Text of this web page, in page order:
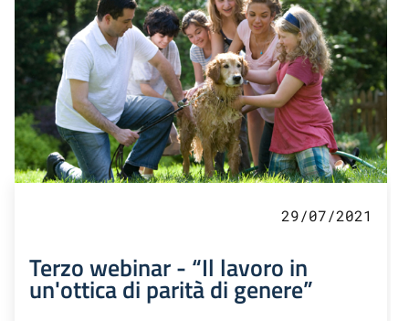
29/07/2021
Terzo webinar - “Il lavoro in
un'ottica di parità di genere”